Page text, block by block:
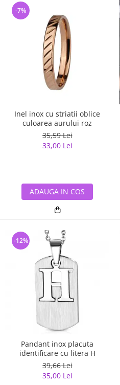
Inel inox cu striatii oblice
culoarea aurului roz
35,59 Lei
33,00 Lei
-7%
ADAUGA IN COS
Pandant inox placuta
identificare cu litera H
39,66 Lei
35,00 Lei
-12%